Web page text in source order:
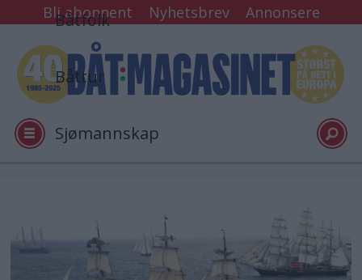
Bli abonnent Nyhetsbrev Annonsere
Båtfolk
Båttur
Sjømannskap
Arkiv